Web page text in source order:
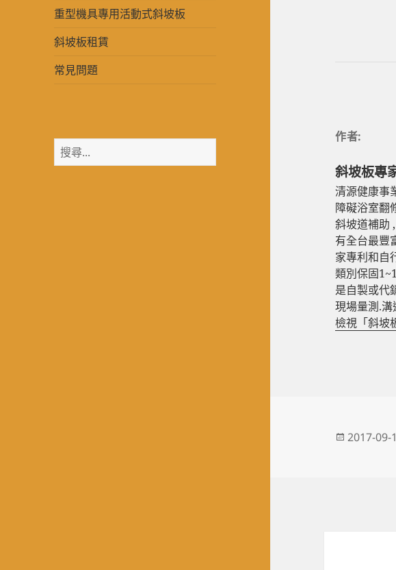
重型機具專用活動式斜坡板
斜坡板租賃
常見問題
搜
尋
作者:
斜坡板專
清源健康事
障礙浴室翻
斜坡道補助
有全台最豐
家專利和自
類別保固
是自製或代
現場量測.
檢視「斜坡
發
2017-09-